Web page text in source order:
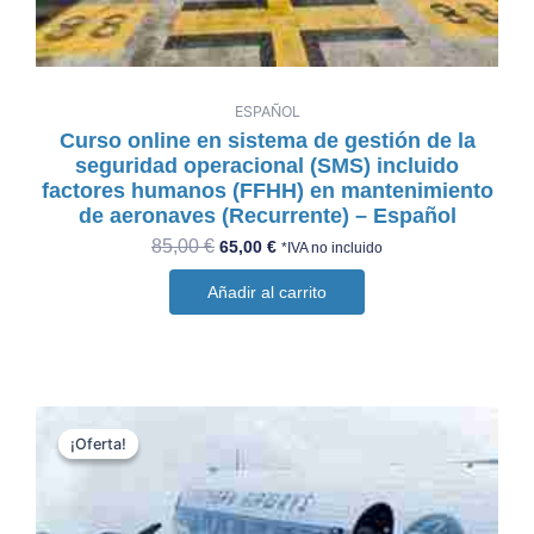
ESPAÑOL
Curso online en sistema de gestión de la
seguridad operacional (SMS) incluido
factores humanos (FFHH) en mantenimiento
de aeronaves (Recurrente) – Español
85,00€ 65,00 € *IVA no incluido
Añadir al carrito
¡Oferta!
¡Oferta!
original
era:
40,00 €.
actual
es:
35,00 €.